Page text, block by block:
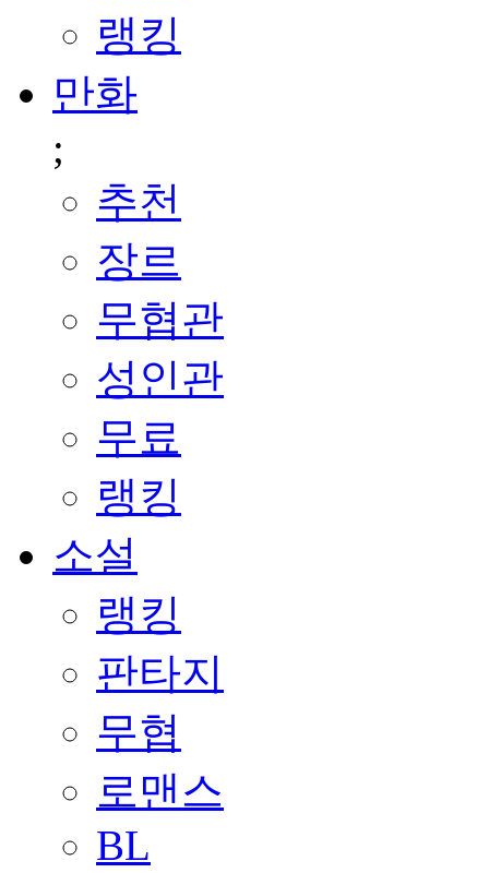
랭킹
만화
;
추천
장르
무협관
성인관
무료
랭킹
소설
랭킹
판타지
무협
로맨스
BL